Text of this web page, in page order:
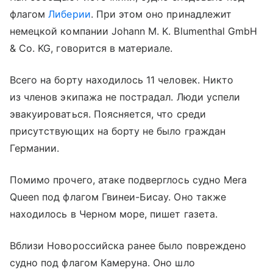
флагомЛиберии. При этом оно принадлежит
немецкой компании Johann M. K. Blumenthal GmbH
& Co. KG, говорится в материале.
Всего на борту находилось 11 человек. Никто
из членов экипажа не пострадал. Люди успели
эвакуироваться. Поясняется, что среди
присутствующих на борту не было граждан
Германии.
Помимо прочего, атаке подверглось судно Mera
Queen под флагом Гвинеи-Бисау. Оно также
находилось в Черном море, пишет газета.
Вблизи Новороссийска ранее было повреждено
судно под флагом Камеруна. Оно шло